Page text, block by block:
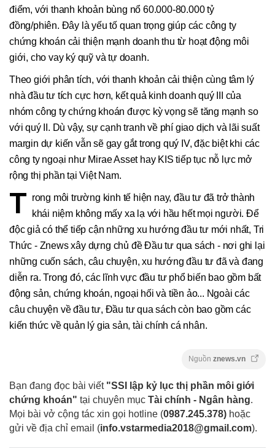
điểm, với thanh khoản bùng nổ 60.000-80.000 tỷ
đồng/phiên. Đây là yếu tố quan trọng giúp các công ty
chứng khoán cải thiện mạnh doanh thu từ hoạt động môi
giới, cho vay ký quỹ và tự doanh.
Theo giới phân tích, với thanh khoản cải thiện cùng tâm lý
nhà đầu tư tích cực hơn, kết quả kinh doanh quý III của
nhóm công ty chứng khoán được kỳ vọng sẽ tăng mạnh so
với quý II. Dù vậy, sự cạnh tranh về phí giao dịch và lãi suất
margin dự kiến vẫn sẽ gay gắt trong quý IV, đặc biệt khi các
công ty ngoại như Mirae Asset hay KIS tiếp tục nỗ lực mở
rộng thị phần tại Việt Nam.
T rong môi trường kinh tế hiện nay, đầu tư đã trở thành
khái niệm không mấy xa lạ với hầu hết mọi người. Để
độc giả có thể tiếp cận những xu hướng đầu tư mới nhất, Tri
Thức - Znews xây dựng chủ đề Đầu tư qua sách - nơi ghi lại
những cuốn sách, câu chuyện, xu hướng đầu tư đã và đang
diễn ra. Trong đó, các lĩnh vực đầu tư phổ biến bao gồm bất
động sản, chứng khoán, ngoại hối và tiền ảo... Ngoài các
câu chuyện về đầu tư, Đầu tư qua sách còn bao gồm các
kiến thức về quản lý gia sản, tài chính cá nhân.
Nguồn znews.vn
Bạn đang đọc bài viết "SSI lập kỷ lục thị phần môi giới
chứng khoán" tại chuyên mục Tài chính - Ngân hàng.
Mọi bài vở cộng tác xin gọi hotline (0987.245.378) hoặc
gửi về địa chỉ email (info.vstarmedia2018@gmail.com).